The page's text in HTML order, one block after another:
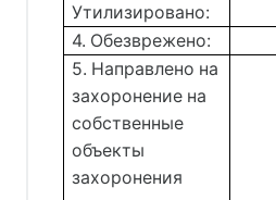
Утилизировано:
4. Обезврежено:
5. Направлено на
захоронение на
собственные
объекты
захоронения